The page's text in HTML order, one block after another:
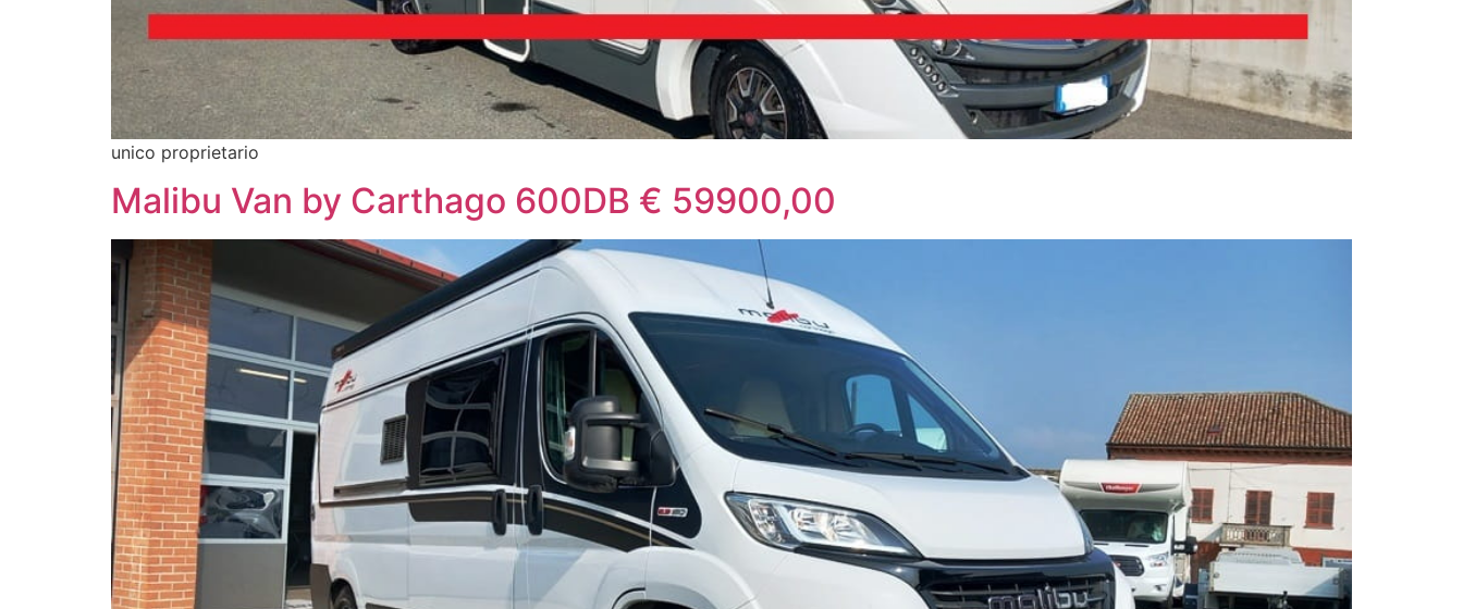
unico proprietario
Malibu Van by Carthago 600DB € 59900,00